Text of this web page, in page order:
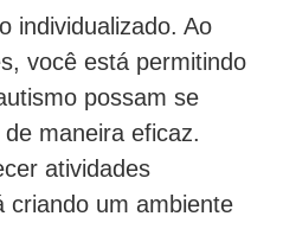
individualizado. Ao
você está permitindo
possam se
maneira eficaz.
atividades
criando um ambiente